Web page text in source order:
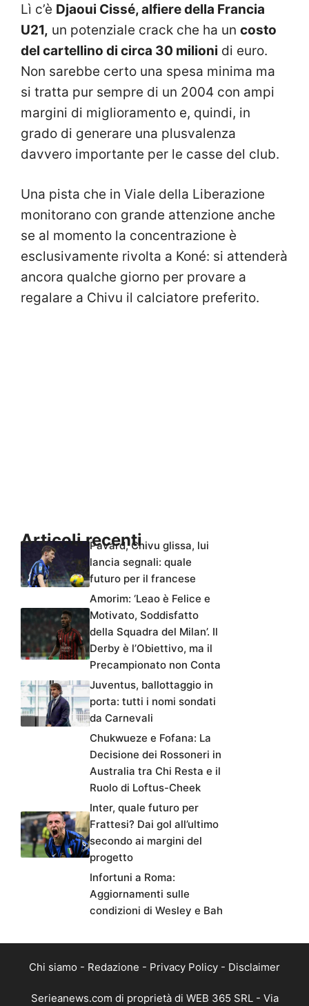
Lì c’è Djaoui Cissé, alfiere della Francia
U21, un potenziale crack che ha un costo
del cartellino di circa 30 milioni di euro.
Non sarebbe certo una spesa minima ma
si tratta pur sempre di un 2004 con ampi
margini di miglioramento e, quindi, in
grado di generare una plusvalenza
davvero importante per le casse del club.
Una pista che in Viale della Liberazione
monitorano con grande attenzione anche
se al momento la concentrazione è
esclusivamente rivolta a Koné: si attenderà
ancora qualche giorno per provare a
regalare a Chivu il calciatore preferito.
Articoli recentiPavard, Chivu glissa, lui
lancia segnali: quale
futuro per il francese
Amorim: ‘Leao è Felice e
Motivato, Soddisfatto
della Squadra del Milan’. Il
Derby è l’Obiettivo, ma il
Precampionato non Conta
Juventus, ballottaggio in
porta: tutti i nomi sondati
da Carnevali
Chukwueze e Fofana: La
Decisione dei Rossoneri in
Australia tra Chi Resta e il
Ruolo di Loftus-Cheek
Inter, quale futuro per
Frattesi? Dai gol all’ultimo
secondo ai margini del
progetto
Infortuni a Roma:
Aggiornamenti sulle
condizioni di Wesley e Bah
Chi siamo - Redazione - Privacy Policy - Disclaimer
Serieanews.com di proprietà di WEB 365 SRL - Via